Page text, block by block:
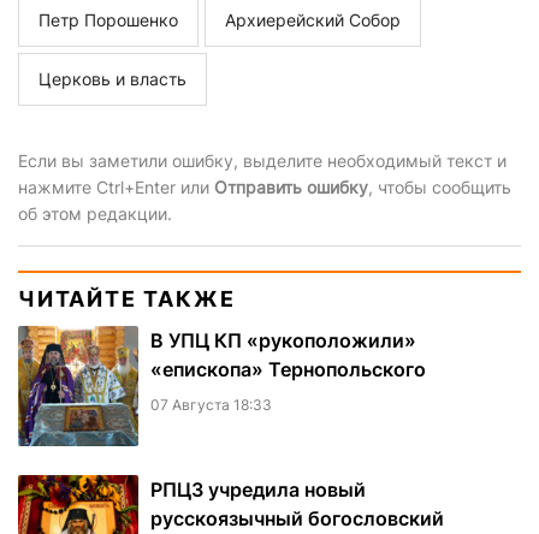
Петр Порошенко Архиерейский Собор
Церковь и власть
Если вы заметили ошибку, выделите необходимый текст и
нажмите Ctrl+Enter или Отправить ошибку, чтобы сообщить
об этом редакции.
ЧИТАЙТЕ ТАКЖЕ
В УПЦ КП «рукоположили»
«епископа» Тернопольского
07 Августа 18:33
РПЦЗ учредила новый
русскоязычный богословский